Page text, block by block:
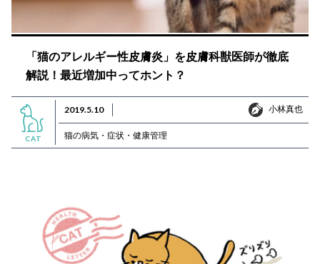
「猫のアレルギー性皮膚炎」を皮膚科獣医師が徹底
解説！最近増加中ってホント？
CAT
2019.5.10 小林真也
小林真也
猫の病気・症状・健康管理